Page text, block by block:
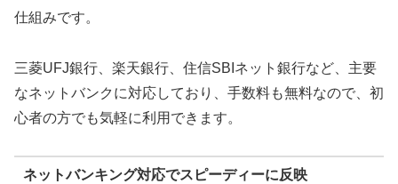
仕組みです。
三菱UFJ銀行、楽天銀行、住信SBIネット銀行など、主要
なネットバンクに対応しており、手数料も無料なので、初
心者の方でも気軽に利用できます。
ネットバンキング対応でスピーディーに反映